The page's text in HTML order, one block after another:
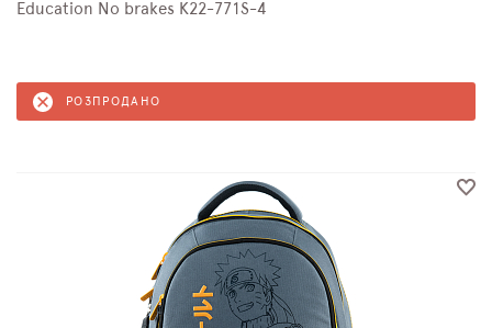
Education No brakes K22-771S-4
РОЗПРОДАНО